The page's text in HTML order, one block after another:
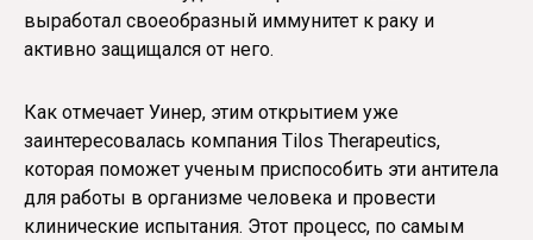
выработал своеобразный иммунитет к раку и
активно защищался от него.
Как отмечает Уинер, этим открытием уже
заинтересовалась компания Tilos Therapeutics,
которая поможет ученым приспособить эти антитела
для работы в организме человека и провести
клинические испытания. Этот процесс, по самым